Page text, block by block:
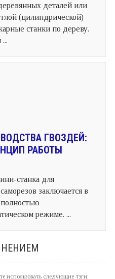
деталей или
(цилиндрической)
станки по дереву.
ГВОЗДЕЙ:
РАБОТЫ
станка для
заключается в
режиме. ...
следующие тэги: